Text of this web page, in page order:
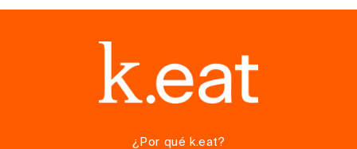
¿Por qué k.eat?